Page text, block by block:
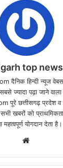
top news
हिन्दी न्यूज
ज्यादा पढ़ा जाने
छत्तीसगढ़ प्रदेश व
खबरों को
महत्वपूर्ण योगदान देता है।